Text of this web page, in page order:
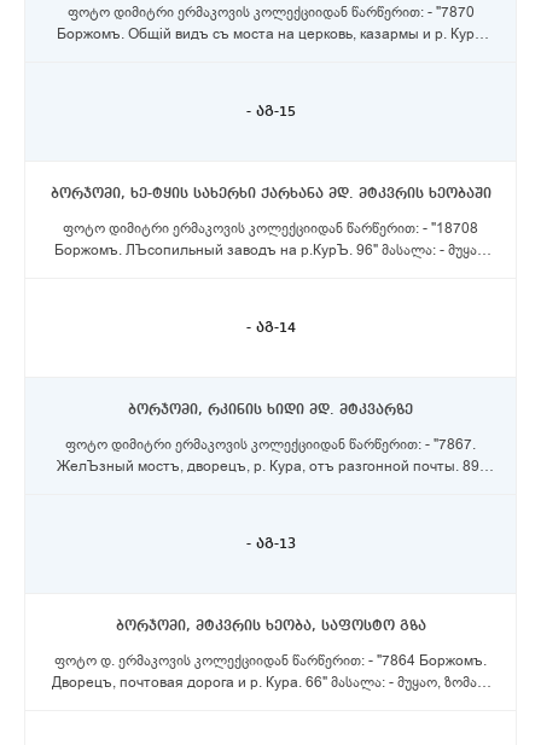
ფოტო დიმიტრი ერმაკოვის კოლექციიდან წარწერით: - "7870
Боржомъ. Общiй видъ съ моста на церковь, казармы и р. Куру.
- აგ-15
ბორჯომი, ხე-ტყის სახერხი ქარხანა მდ. მტკვრის ხეობაში
ფოტო დიმიტრი ერმაკოვის კოლექციიდან წარწერით: - "18708
Боржомъ. ЛЪсопильный заводъ на р.КурЪ. 96" მასალა: - მუყაო
- აგ-14
ბორჯომი, რკინის ხიდი მდ. მტკვარზე
ფოტო დიმიტრი ერმაკოვის კოლექციიდან წარწერით: - "7867.
ЖелЪзный мостъ, дворецъ, р. Кура, отъ разгонной почты. 89"
- აგ-13
ბორჯომი, მტკვრის ხეობა, საფოსტო გზა
ფოტო დ. ერმაკოვის კოლექციიდან წარწერით: - "7864 Боржомъ.
Дворецъ, почтовая дорога и р. Кура. 66" მასალა: - მუყაო, ზომა: -